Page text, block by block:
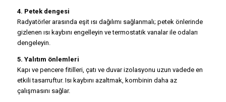
4. Petek dengesi
Radyatörler arasında eşit ısı dağılımı sağlanmalı; petek önlerinde
gizlenen ısı kaybını engelleyin ve termostatik vanalar ile odaları
dengeleyin.
5. Yalıtım önlemleri
Kapı ve pencere fitilleri, çatı ve duvar izolasyonu uzun vadede en
etkili tasarruftur. Isı kaybını azaltmak, kombinin daha az
çalışmasını sağlar.